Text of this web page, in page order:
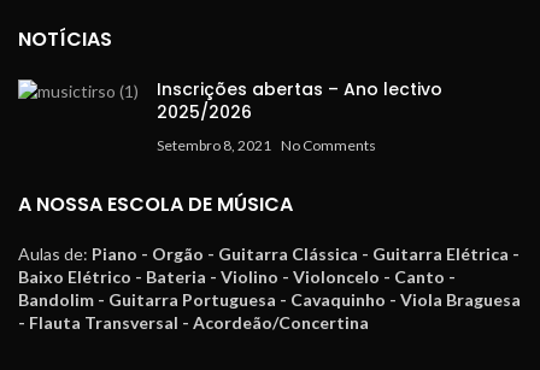
NOTÍCIAS
Inscrições abertas – Ano lectivo
2025/2026
Setembro 8, 2021 No Comments
A NOSSA ESCOLA DE MÚSICA
Aulas de: Piano - Orgão - Guitarra Clássica - Guitarra Elétrica -
Baixo Elétrico - Bateria - Violino - Violoncelo - Canto -
Bandolim - Guitarra Portuguesa - Cavaquinho - Viola Braguesa
- Flauta Transversal - Acordeão/Concertina